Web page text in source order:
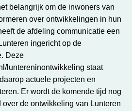
belangrijk om de inwoners van
over ontwikkelingen in hun
de afdeling communicatie een
ingericht op de
Deze
luntereninontwikkeling staat
actuele projecten en
Er wordt de komende tijd nog
over de ontwikkeling van Lunteren